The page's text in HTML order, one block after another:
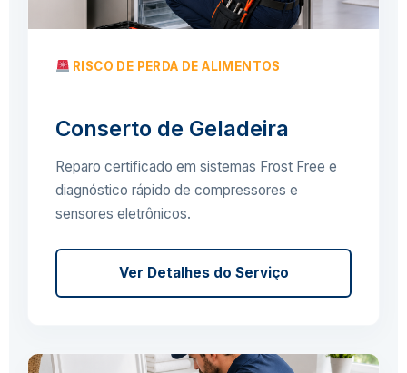
RISCO DE PERDA DE ALIMENTOS
Conserto de Geladeira
Reparo certificado em sistemas Frost Free e
diagnóstico rápido de compressores e
sensores eletrônicos.
Ver Detalhes do Serviço